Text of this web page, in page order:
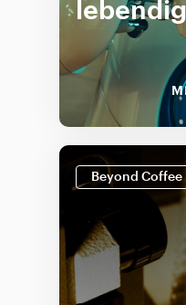
lebendig
Beyond Coffee